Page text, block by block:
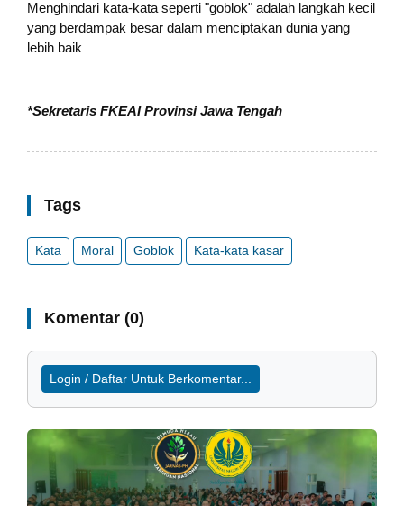
Menghindari kata-kata seperti "goblok" adalah langkah kecil
yang berdampak besar dalam menciptakan dunia yang
lebih baik
*Sekretaris FKEAI Provinsi Jawa Tengah
Tags
Kata Moral Goblok Kata-kata kasar
Komentar (0)
Login / Daftar Untuk Berkomentar...